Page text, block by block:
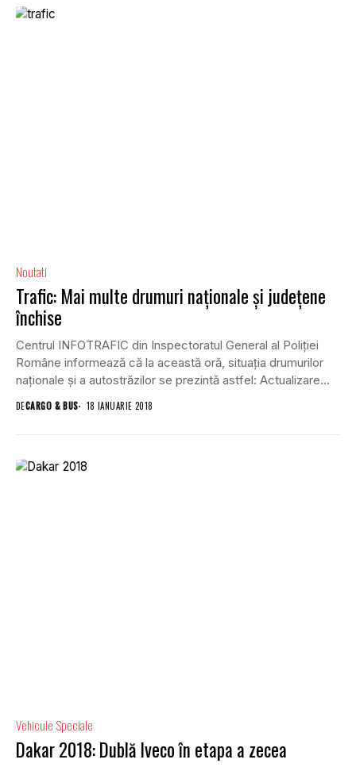
Noutati
Trafic: Mai multe drumuri naționale și județene
închise
Centrul INFOTRAFIC din Inspectoratul General al Poliţiei
Române informează că la această oră, situaţia drumurilor
naţionale şi a autostrăzilor se prezintă astfel: Actualizare
ora...
DECARGO & BUS 18 IANUARIE 2018
Vehicule Speciale
Dakar 2018: Dublă Iveco în etapa a zecea